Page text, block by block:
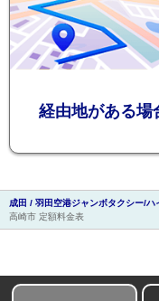
経由地がある場
成田 / 羽田空港ジャンボタクシー/ハ
高崎市 定額料金表